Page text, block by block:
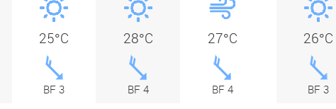
25°C
BF 3
28°C
BF 4
27°C
BF 4
26°C
BF 3